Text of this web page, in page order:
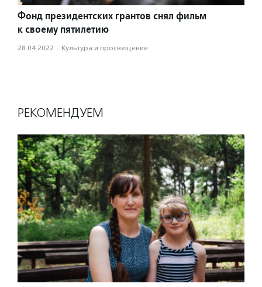
Фонд президентских грантов снял фильм
к своему пятилетию
28.04.2022 · Культура и просвещение
РЕКОМЕНДУЕМ